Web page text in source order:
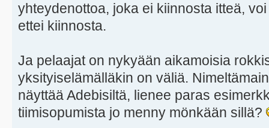
yhteydenottoa, joka ei kiinnosta itteä,
ettei kiinnosta.
Ja pelaajat on nykyään aikamoisia
yksityiselämälläkin on väliä.
näyttää Adebisiltä, lienee paras
tiimisopumista jo menny mönkään sillä?